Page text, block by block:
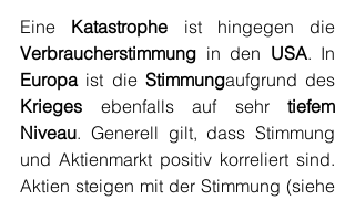
Eine Katastrophe
Verbraucherstimmung in den USA
Europa ist die Stimmung
Krieges ebenfalls auf sehr tiefem
Niveau. Generell gilt, dass Stimmung
und Aktienmarkt positiv korreliert sind.
Aktien steigen mit der Stimmung (siehe